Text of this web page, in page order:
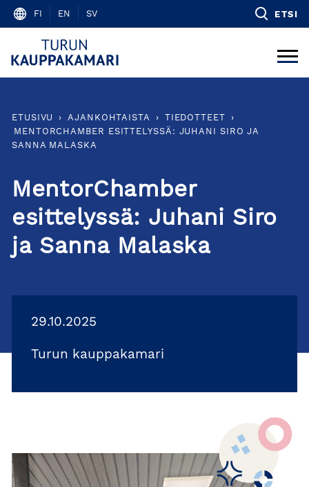
Skip
content
FI EN SV ETSI
ETUSIVU › AJANKOHTAISTA › TIEDOTTEET
›
MENTORCHAMBER ESITTELYSSÄ: JUHANI SIRO JA
SANNA MALASKA
MentorChamber
esittelyssä: Juhani Siro
ja Sanna Malaska
29.10.2025
Turun kauppakamari